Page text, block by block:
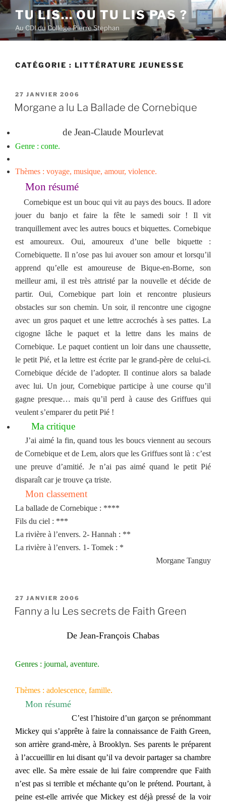
Aller
contenu
principal
TU LIS… OU TU LIS PAS ?
Au CDI du Collège Pierre Stephan
CATÉGORIE : LITTÉRATURE JEUNESSE
PUBLIÉ
LE
27 JANVIER 2006
Morgane a lu La Ballade de Cornebique
de Jean-Claude Mourlevat
Genre : conte.
Thèmes : voyage, musique, amour, violence.
Mon résumé
Cornebique est un bouc qui vit au pays des boucs. Il adore
jouer du banjo et faire la fête le samedi soir ! Il vit
tranquillement avec les autres boucs et biquettes. Cornebique
est amoureux. Oui, amoureux d’une belle biquette :
Cornebiquette. Il n’ose pas lui avouer son amour et lorsqu’il
apprend qu’elle est amoureuse de Bique-en-Borne, son
meilleur ami, il est très attristé par la nouvelle et décide de
partir. Oui, Cornebique part loin et rencontre plusieurs
obstacles sur son chemin. Un soir, il rencontre une cigogne
avec un gros paquet et une lettre accrochés à ses pattes. La
cigogne lâche le paquet et la lettre dans les mains de
Cornebique. Le paquet contient un loir dans une chaussette,
le petit Pié, et la lettre est écrite par le grand-père de celui-ci.
Cornebique décide de l’adopter. Il continue alors sa balade
avec lui. Un jour, Cornebique participe à une course qu’il
gagne presque… mais qu’il perd à cause des Griffues qui
veulent s’emparer du petit Pié !
Ma critique
J’ai aimé la fin, quand tous les boucs viennent au secours
de Cornebique et de Lem, alors que les Griffues sont là : c’est
une preuve d’amitié. Je n’ai pas aimé quand le petit Pié
disparaît car je trouve ça triste.
Mon classement
La ballade de Cornebique : ****
Fils du ciel : ***
La rivière à l’envers. 2- Hannah : **
La rivière à l’envers. 1- Tomek : *
Morgane Tanguy
PUBLIÉ
LE
27 JANVIER 2006
Fanny a lu Les secrets de Faith Green
De Jean-François Chabas
Genres : journal, aventure.
Thèmes : adolescence, famille.
Mon résumé
C’est l’histoire d’un garçon se prénommant
Mickey qui s’apprête à faire la connaissance de Faith Green,
son arrière grand-mère, à Brooklyn. Ses parents le préparent
à l’accueillir en lui disant qu’il va devoir partager sa chambre
avec elle. Sa mère essaie de lui faire comprendre que Faith
n’est pas si terrible et méchante qu’on le prétend. Pourtant, à
peine est-elle arrivée que Mickey est déjà pressé de la voir